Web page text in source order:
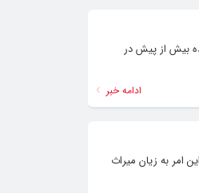
بیش از پیش در
ادامه خبر
امر به زیان میراث